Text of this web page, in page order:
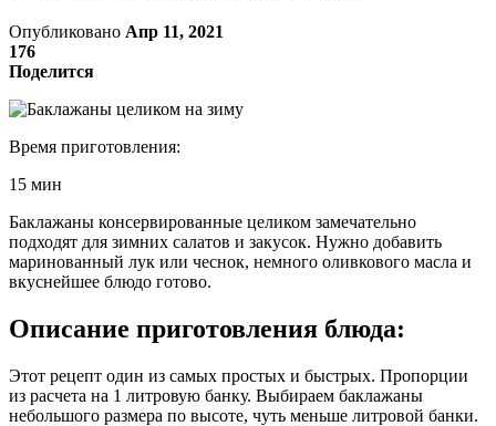
Опубликовано Апр 11, 2021
176
Поделится
Время приготовления:
15 мин
Баклажаны консервированные целиком замечательно
подходят для зимних салатов и закусок. Нужно добавить
маринованный лук или чеснок, немного оливкового масла и
вкуснейшее блюдо готово.
Описание приготовления блюда:
Этот рецепт один из самых простых и быстрых. Пропорции
из расчета на 1 литровую банку. Выбираем баклажаны
небольшого размера по высоте, чуть меньше литровой банки.